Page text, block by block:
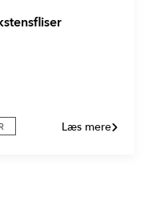
Læs mere